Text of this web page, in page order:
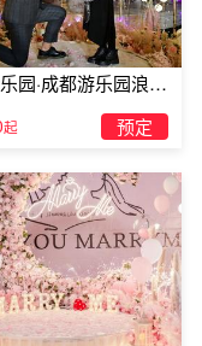
魔法手链。你所选
饰。将手链上的小挂
天里，让你的女友每
情人节的那天，你
时候，去拍一套大
时候，迅速亲吻你
语音留言，给她留
乐园·成都游乐园浪漫
起 预定